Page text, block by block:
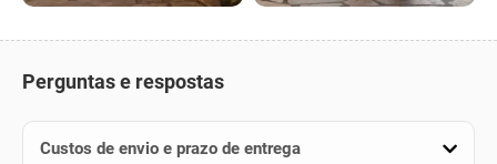
Perguntas e respostas
Custos de envio e prazo de entrega